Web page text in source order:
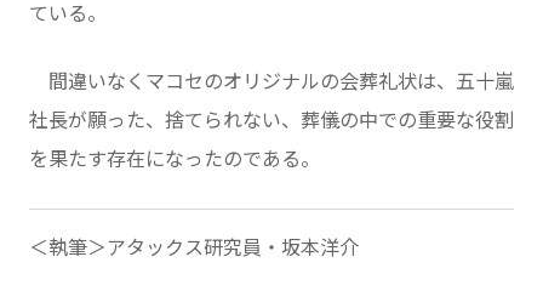
ている。
間違いなくマコセのオリジナルの会葬礼状は、五十嵐
社長が願った、捨てられない、葬儀の中での重要な役割
を果たす存在になったのである。
＜執筆＞アタックス研究員・坂本洋介